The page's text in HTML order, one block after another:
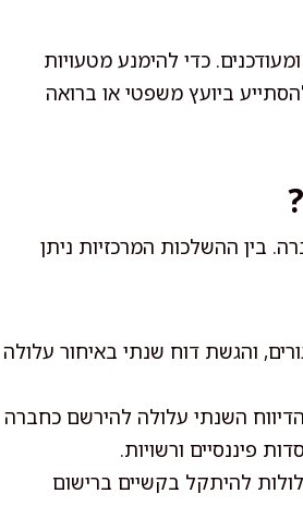
כדי להימנע מטעויות
ביועץ משפטי או ברואה
בין ההשלכות המרכזיות ניתן
והגשת דוח שנתי באיחור עלולה
השנתי עלולה להירשם כחברה
פיננסיים ורשויות.
להיתקל בקשיים ברישום